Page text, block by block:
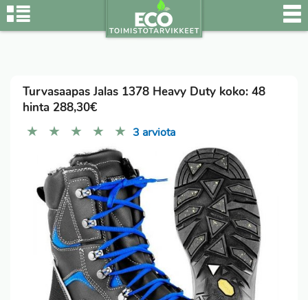
Turvasaapas Jalas 1378 Heavy Duty koko: 48
hinta 288,30€
★ ★ ★ ★ ★ 3 arviota